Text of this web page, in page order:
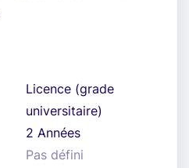
Licence (grade
universitaire)
2 Années
Pas défini